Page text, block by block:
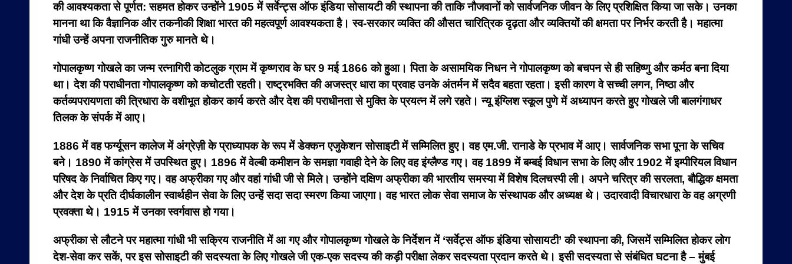
की आवश्यकता से पूर्णत: सहमत होकर उन्होंने 1905 में सर्वेन्ट्स ऑफ इंडिया सोसायटी की स्थापना की ताकि नौजवानों को सार्वजनिक जीवन के लिए प्रशिक्षित किया जा सके। उनका
मानना था कि वैज्ञानिक और तकनीकी शिक्षा भारत की महत्वपूर्ण आवश्यकता है। स्व-सरकार व्यक्ति की औसत चारित्रिक दृढ़ता और व्यक्तियों की क्षमता पर निर्भर करती है। महात्मा
गांधी उन्हें अपना राजनीतिक गुरु मानते थे।
गोपालकृष्ण गोखले का जन्म रत्‍‌नागिरी कोटलुक ग्राम में कृष्णराव के घर 9 मई 1866 को हुआ। पिता के असामयिक निधन ने गोपालकृष्ण को बचपन से ही सहिष्णु और कर्मठ बना दिया
था। देश की पराधीनता गोपालकृष्ण को कचोटती रहती। राष्ट्रभक्ति की अजस्त्र धारा का प्रवाह उनके अंतर्मन में सदैव बहता रहता। इसी कारण वे सच्ची लगन, निष्ठा और
कर्तव्यपरायणता की त्रिधारा के वशीभूत होकर कार्य करते और देश की पराधीनता से मुक्ति के प्रयत्न में लगे रहते। न्यू इंग्लिश स्कूल पुणे में अध्यापन करते हुए गोखले जी बालगंगाधर
तिलक के संपर्क में आए।
1886 में वह फर्ग्यूसन कालेज में अंग्रेज़ी के प्राध्यापक के रूप में डेक्कन एजुकेशन सोसाइटी में सम्मिलित हुए। वह एम.जी. रानाडे के प्रभाव में आए। सार्वजनिक सभा पूना के सचिव
बने। 1890 में कांग्रेस में उपस्थित हुए। 1896 में वेल्बी कमीशन के समज्ञा गवाही देने के लिए वह इंग्लैण्ड गए। वह 1899 में बम्बई विधान सभा के लिए और 1902 में इम्पीरियल विधान
परिषद के निर्वाचित किए गए। वह अफ्रीका गए और वहां गांधी जी से मिले। उन्होंने दक्षिण अफ्रीका की भारतीय समस्या में विशेष दिलचस्पी ली। अपने चरित्र की सरलता, बौद्धिक क्षमता
और देश के प्रति दीर्घकालीन स्वार्थहीन सेवा के लिए उन्हें सदा सदा स्मरण किया जाएगा। वह भारत लोक सेवा समाज के संस्थापक और अध्यक्ष थे। उदारवादी विचारधारा के वह अग्रणी
प्रवक्ता थे। 1915 में उनका स्वर्गवास हो गया।
अफ्रीका से लौटने पर महात्मा गांधी भी सक्रिय राजनीति में आ गए और गोपालकृष्ण गोखले के निर्देशन में ‘सर्वेट्स ऑफ इंडिया सोसायटी’ की स्थापना की, जिसमें सम्मिलित होकर लोग
देश-सेवा कर सकें, पर इस सोसाइटी की सदस्यता के लिए गोखले जी एक-एक सदस्य की कड़ी परीक्षा लेकर सदस्यता प्रदान करते थे। इसी सदस्यता से संबंधित घटना है – मुंबई